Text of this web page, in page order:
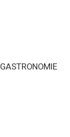
GASTRONOMIE